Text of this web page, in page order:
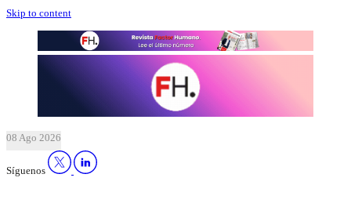
Skip to content
08 Ago 2026
Síguenos